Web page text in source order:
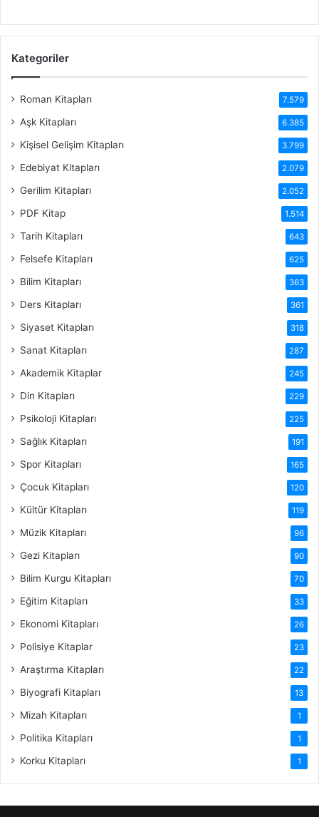
Kategoriler
Roman Kitapları 7.579
Aşk Kitapları 6.385
Kişisel Gelişim Kitapları 3.799
Edebiyat Kitapları 2.079
Gerilim Kitapları 2.052
PDF Kitap 1.514
Tarih Kitapları 643
Felsefe Kitapları 625
Bilim Kitapları 363
Ders Kitapları 361
Siyaset Kitapları 318
Sanat Kitapları 287
Akademik Kitaplar 245
Din Kitapları 229
Psikoloji Kitapları 225
Sağlık Kitapları 191
Spor Kitapları 165
Çocuk Kitapları 120
Kültür Kitapları 119
Müzik Kitapları 96
Gezi Kitapları 90
Bilim Kurgu Kitapları 70
Eğitim Kitapları 33
Ekonomi Kitapları 26
Polisiye Kitaplar 23
Araştırma Kitapları 22
Biyografi Kitapları 13
Mizah Kitapları 1
Politika Kitapları 1
Korku Kitapları 1